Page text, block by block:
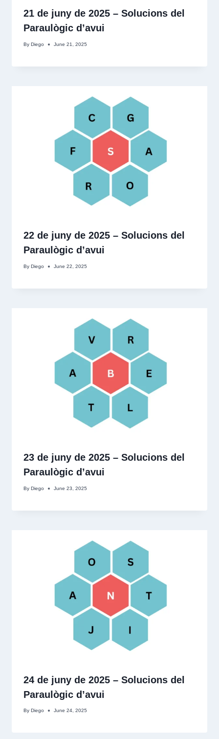
21 de juny de 2025 – Solucions del
Paraulògic d’avui
By Diego June 21, 2025
22 de juny de 2025 – Solucions del
Paraulògic d’avui
By Diego June 22, 2025
23 de juny de 2025 – Solucions del
Paraulògic d’avui
By Diego June 23, 2025
24 de juny de 2025 – Solucions del
Paraulògic d’avui
By Diego June 24, 2025